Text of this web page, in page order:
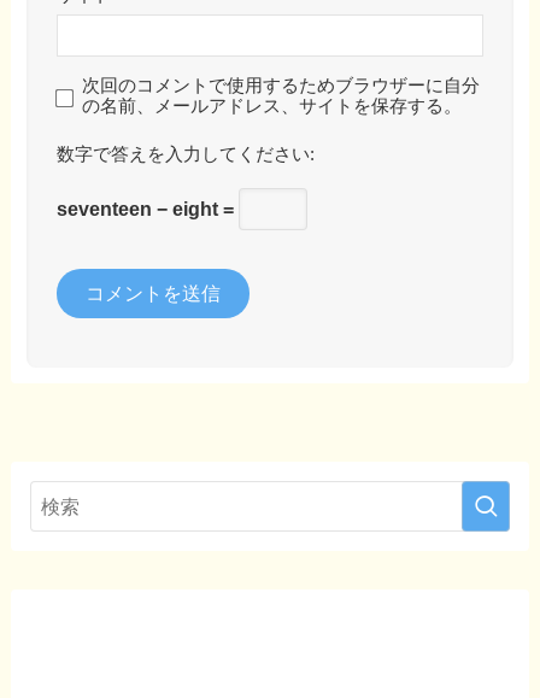
次回のコメントで使用するためブラウザーに自分
の名前、メールアドレス、サイトを保存する。
数字で答えを入力してください:
seventeen − eight =